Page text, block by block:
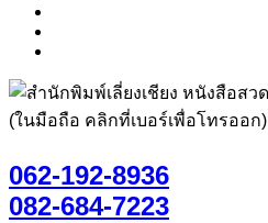
(ในมือถือ คลิกที่เบอร์เพื่อโทรออก)
062-192-8936
082-684-7223